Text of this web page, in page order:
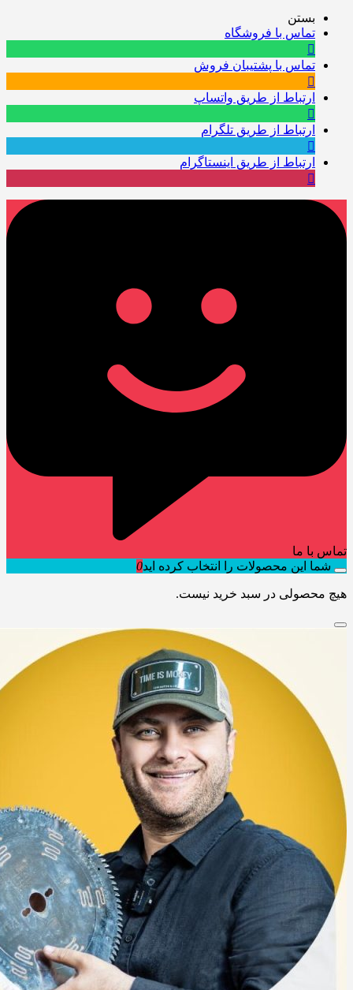
بستن
تماس با فروشگاه
تماس با پشتیبان فروش
ارتباط از طریق واتساپ
ارتباط از طریق تلگرام
ارتباط از طریق اینستاگرام
تماس با ما
شما این محصولات را انتخاب کرده اید0
هیچ محصولی در سبد خرید نیست.